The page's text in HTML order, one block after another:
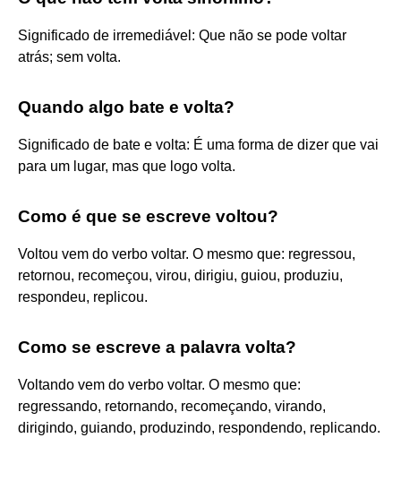
Significado de irremediável: Que não se pode voltar
atrás; sem volta.
Quando algo bate e volta?
Significado de bate e volta: É uma forma de dizer que vai
para um lugar, mas que logo volta.
Como é que se escreve voltou?
Voltou vem do verbo voltar. O mesmo que: regressou,
retornou, recomeçou, virou, dirigiu, guiou, produziu,
respondeu, replicou.
Como se escreve a palavra volta?
Voltando vem do verbo voltar. O mesmo que:
regressando, retornando, recomeçando, virando,
dirigindo, guiando, produzindo, respondendo, replicando.